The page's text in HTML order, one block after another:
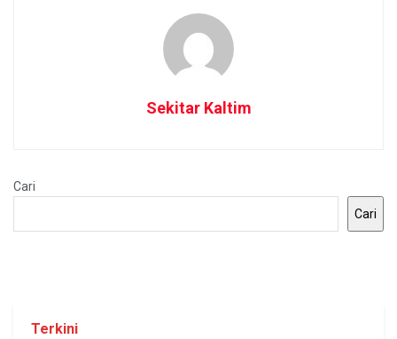
Sekitar Kaltim
Cari
Cari
Terkini